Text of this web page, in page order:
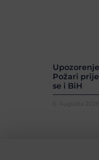
Požari
se i BiH
6. Augusta 2026.